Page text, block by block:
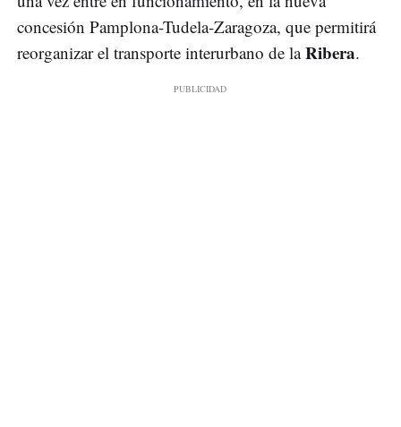
concesión Pamplona-Tudela-Zaragoza, que permitirá
reorganizar el transporte interurbano de laRibera.